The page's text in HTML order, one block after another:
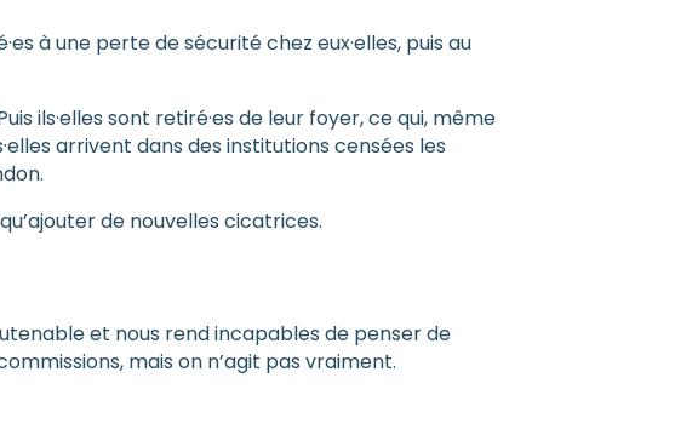
à une perte de sécurité chez eux·elles, puis au
ils·elles sont retiré·es de leur foyer, ce qui, même
arrivent dans des institutions censées les
de nouvelles cicatrices.
et nous rend incapables de penser de
mais on n’agit pas vraiment.